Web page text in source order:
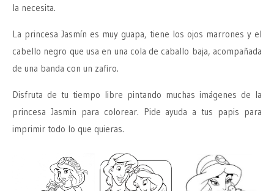
la necesita.
La princesa Jasmín es muy guapa, tiene los ojos marrones y el
cabello negro que usa en una cola de caballo baja, acompañada
de una banda con un zafiro.
Disfruta de tu tiempo libre pintando muchas imágenes de la
princesa Jasmin para colorear. Pide ayuda a tus papis para
imprimir todo lo que quieras.